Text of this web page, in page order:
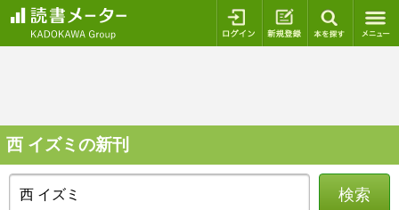
ログイン 新規登録
西 イズミの新刊
検索